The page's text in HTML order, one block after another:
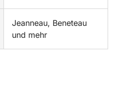
Jeanneau, Beneteau
und mehr